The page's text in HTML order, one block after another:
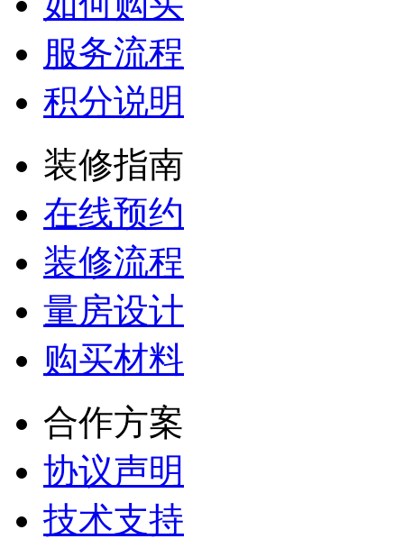
服务流程
积分说明
装修指南
在线预约
装修流程
量房设计
购买材料
合作方案
协议声明
技术支持